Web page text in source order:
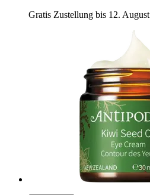
Gratis Zustellung bis 12. August